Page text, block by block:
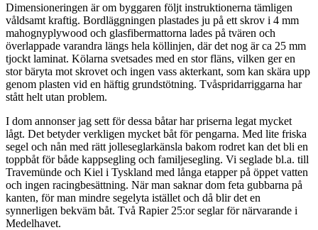
Dimensioneringen är om byggaren följt instruktionerna tämligen
våldsamt kraftig. Bordläggningen plastades ju på ett skrov i 4 mm
mahognyplywood och glasfibermattorna lades på tvären och
överlappade varandra längs hela köllinjen, där det nog är ca 25 mm
tjockt laminat. Kölarna svetsades med en stor fläns, vilken ger en
stor bäryta mot skrovet och ingen vass akterkant, som kan skära upp
genom plasten vid en häftig grundstötning. Tvåspridarriggarna har
stått helt utan problem.
I dom annonser jag sett för dessa båtar har priserna legat mycket
lågt. Det betyder verkligen mycket båt för pengarna. Med lite friska
segel och nån med rätt jolleseglarkänsla bakom rodret kan det bli en
toppbåt för både kappsegling och familjesegling. Vi seglade bl.a. till
Travemünde och Kiel i Tyskland med långa etapper på öppet vatten
och ingen racingbesättning. När man saknar dom feta gubbarna på
kanten, för man mindre segelyta istället och då blir det en
synnerligen bekväm båt. Två Rapier 25:or seglar för närvarande i
Medelhavet.